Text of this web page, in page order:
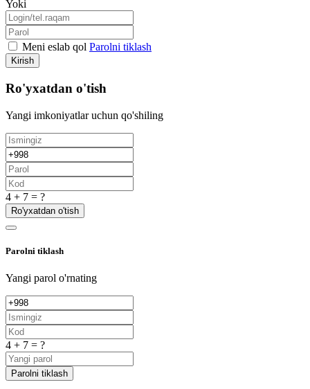
Yoki
Meni eslab qol Parolni tiklash
Kirish
Ro'yxatdan o'tish
Yangi imkoniyatlar uchun qo'shiling
4 + 7 = ?
Ro'yxatdan o'tish
Parolni tiklash
Yangi parol o'rnating
4 + 7 = ?
Parolni tiklash